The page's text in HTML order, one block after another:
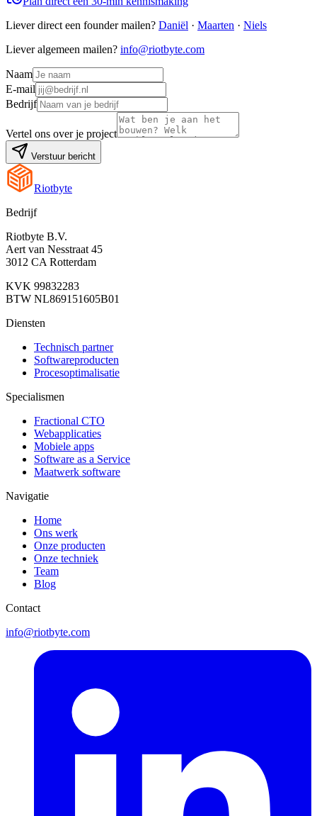
Liever direct een founder mailen? Daniël · Maarten · Niels
Liever algemeen mailen? info@riotbyte.com
Naam
E-mail
Bedrijf
Vertel ons over je project
Verstuur bericht
Riotbyte
Bedrijf
Riotbyte B.V.
Aert van Nesstraat 45
3012 CA Rotterdam
KVK 99832283
BTW NL869151605B01
Diensten
Technisch partner
Softwareproducten
Procesoptimalisatie
Specialismen
Fractional CTO
Webapplicaties
Mobiele apps
Software as a Service
Maatwerk software
Navigatie
Home
Ons werk
Onze producten
Onze techniek
Team
Blog
Contact
info@riotbyte.com